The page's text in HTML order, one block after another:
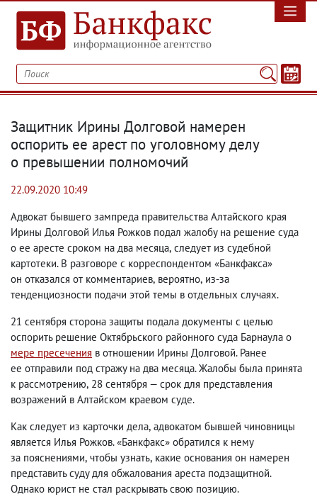
Защитник Ирины Долговой намерен
оспорить ее арест по уголовному делу
о превышении полномочий
22.09.2020 10:49
Адвокат бывшего зампреда правительства Алтайского края
Ирины Долговой Илья Рожков подал жалобу на решение суда
о ее аресте сроком на два месяца, следует из судебной
картотеки. В разговоре с корреспондентом «Банкфакса»
он отказался от комментариев, вероятно, из-за
тенденциозности подачи этой темы в отдельных случаях.
21 сентября сторона защиты подала документы с целью
оспорить решение Октябрьского районного суда Барнаула о
мере пресечения в отношении Ирины Долговой. Ранее
ее отправили под стражу на два месяца. Жалобы была принята
к рассмотрению, 28 сентября — срок для представления
возражений в Алтайском краевом суде.
Как следует из карточки дела, адвокатом бывшей чиновницы
является Илья Рожков. «Банкфакс» обратился к нему
за пояснениями, чтобы узнать, какие основания он намерен
представить суду для обжалования ареста подзащитной.
Однако юрист не стал раскрывать свою позицию.